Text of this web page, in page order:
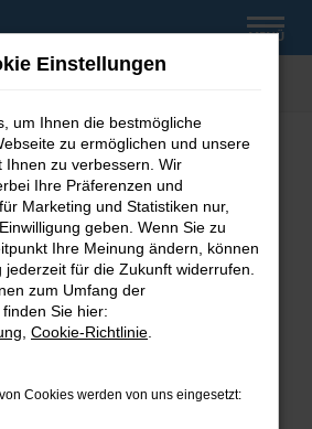
MENÜ
Error
Fehler aufgetreten.
Tipps, die dir helfen können:
Firewall und deine
zum Beispiel deine
Einstellungen
um Ihnen die bestmögliche
zu ermöglichen und unsere
Ihnen zu verbessern. Wir
Ihre Präferenzen und
Marketing und Statistiken nur,
geben. Wenn Sie zu
Ihre Meinung ändern, können
jederzeit für die Zukunft widerrufen.
zum Umfang der
Sie hier:
Cookie-Richtlinie
Cookies werden von uns eingesetzt: